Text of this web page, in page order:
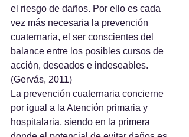
el riesgo de daños. Por ello es cada
vez más necesaria la prevención
cuaternaria, el ser conscientes del
balance entre los posibles cursos de
acción, deseados e indeseables.
(Gervás, 2011)
La prevención cuaternaria concierne
por igual a la Atención primaria y
hospitalaria, siendo en la primera